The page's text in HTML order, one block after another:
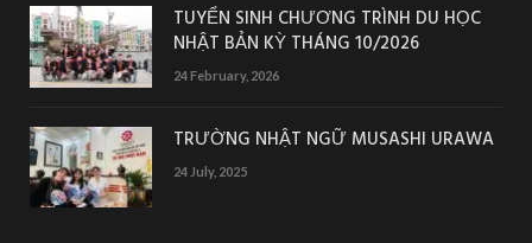
TUYỂN SINH CHƯƠNG TRÌNH DU HỌC
NHẬT BẢN KỲ THÁNG 10/2026
24 February, 2026
TRƯỜNG NHẬT NGỮ MUSASHI URAWA
24 July, 2025